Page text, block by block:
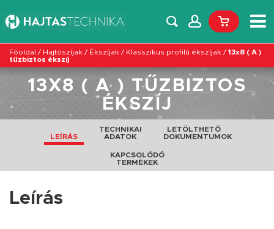
Főoldal / Hajtószíjak / Ékszíjak / Klasszikus profilú ékszíjak / 13x8 ( A )
tűzbiztos ékszíj
13X8 ( A ) TŰZBIZTOS
ÉKSZÍJ
LEÍRÁS
TECHNIKAI
ADATOK
LETÖLTHETŐ
DOKUMENTUMOK
KAPCSOLÓDÓ
TERMÉKEK
Leírás